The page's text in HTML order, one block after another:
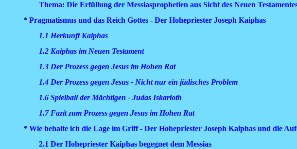
Thema: Die Erfüllung der Messiasprophetien aus Sicht des Neuen
* Pragmatismus und das Reich Gottes - Der Hohepriester Joseph Kaiphas
1.1 Herkunft Kaiphas
1.2 Kaiphas im Neuen Testament
1.3 Der Prozess gegen Jesus im Hohen Rat
1.4 Der Prozess gegen Jesus - Nicht nur ein jüdisches Problem
1.6 Spielball der Mächtigen - Judas Iskarioth
1.7 Fazit zum Prozess gegen Jesus im Hohen Rat
* Wie behalte ich die Lage im Griff - Der Hohepriester Joseph Kaiphas und die
2.1 Der Hohepriester Kaiphas begegnet dem Messias